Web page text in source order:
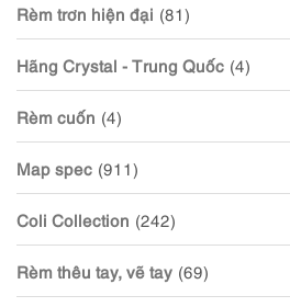
Rèm trơn hiện đại (81)
Hãng Crystal - Trung Quốc (4)
Rèm cuốn (4)
Map spec (911)
Coli Collection (242)
Rèm thêu tay, vẽ tay (69)